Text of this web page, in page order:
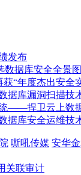
发布
数据库安全全景
获“年度杰出安全
据库漏洞扫描技
——捍卫云上数
据库安全运维技
嘶吼传媒 安华
关联审计